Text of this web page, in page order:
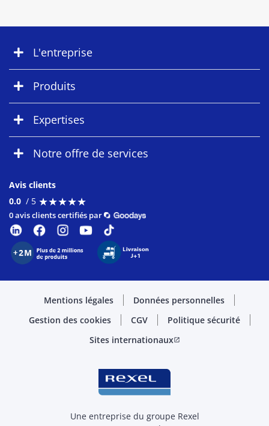
L'entreprise
Produits
Expertises
Notre offre de services
Avis clients
0.0 / 5 ★★★★★
★★★★★
0 avis clients certifiés par
Mentions légales
Données personnelles
Gestion des cookies
CGV
Politique sécurité
Sites internationauxopen_in_new
Une entreprise du groupe Rexel